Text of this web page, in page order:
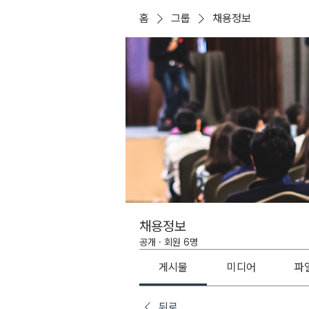
홈 그룹 채용정보
채용정보
공개 · 회원 6명
게시물 미디어 파